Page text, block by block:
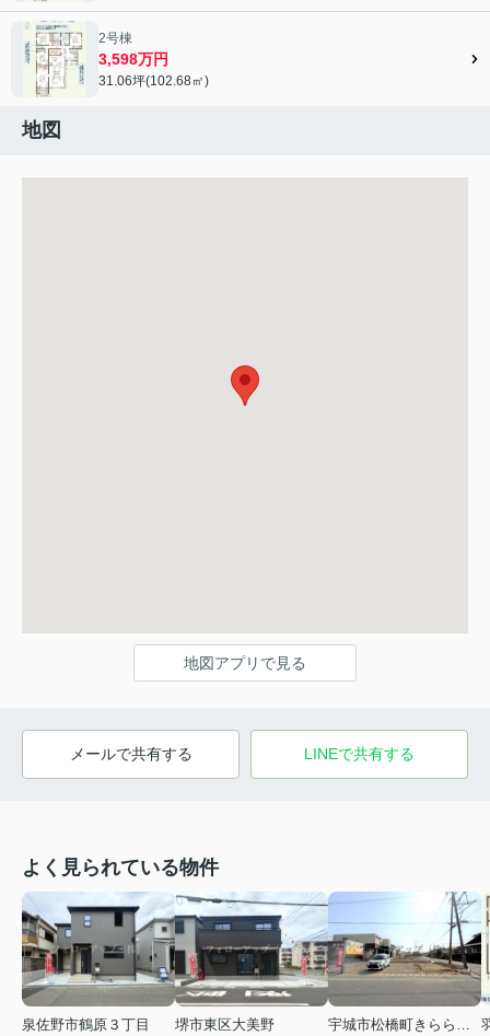
2号棟
3,598万円
31.06坪(102.68㎡)
地図
地図アプリで見る
メールで共有する LINEで共有する
よく見られている物件
泉佐野市鶴原３丁目
堺市東区大美野
宇城市松橋町きらら３丁目